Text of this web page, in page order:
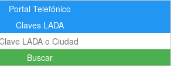
Portal Telefónico
Claves LADA
Buscar